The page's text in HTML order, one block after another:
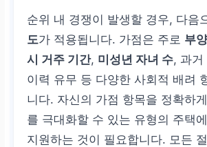
순위 내 경쟁이 발생할 경우, 다음
도가 적용됩니다. 가점은 주로 부
시 거주 기간, 미성년 자녀 수, 과거
이력 유무 등 다양한 사회적 배려
니다. 자신의 가점 항목을 정확하
를 극대화할 수 있는 유형의 주택
지원하는 것이 필요합니다. 모든